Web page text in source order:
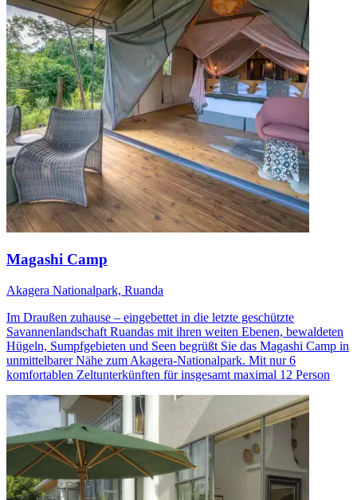
Magashi Camp
Akagera Nationalpark, Ruanda
Im Draußen zuhause – eingebettet in die letzte geschützte
Savannenlandschaft Ruandas mit ihren weiten Ebenen, bewaldeten
Hügeln, Sumpfgebieten und Seen begrüßt Sie das Magashi Camp in
unmittelbarer Nähe zum Akagera-Nationalpark. Mit nur 6
komfortablen Zeltunterkünften für insgesamt maximal 12 Person